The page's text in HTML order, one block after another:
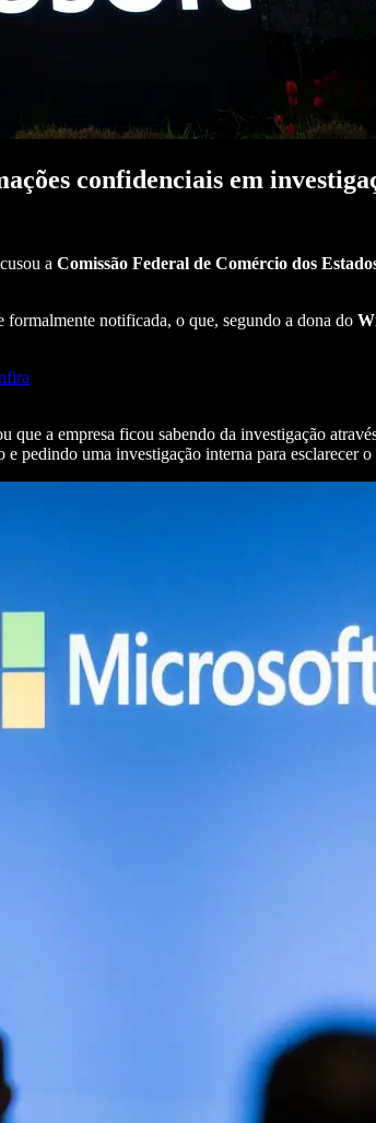
confidenciais em
a Comissão Federal de Comércio dos
formalmente notificada, o que, segundo a dona do
que a empresa ficou sabendo da investigação
pedindo uma investigação interna para esclarecer